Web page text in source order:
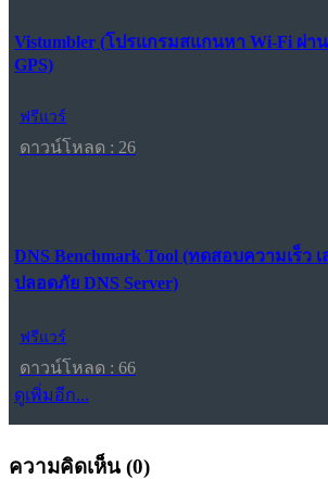
Vistumbler (โปรแกรมสแกนหา Wi-Fi ผ่า
GPS)
ฟรีแวร์
ดาวน์โหลด : 26
DNS Benchmark Tool (ทดสอบความเร็ว
ปลอดภัย DNS Server)
ฟรีแวร์
ดาวน์โหลด : 66
ดูเพิ่มอีก...
ความคิดเห็น (0)